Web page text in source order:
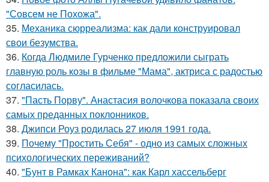
"Совсем не Похожа".
35. Механика сюрреализма: как дали конструировал
свои безумства.
36. Когда Людмиле Гурченко предложили сыграть
главную роль козы в фильме "Мама", актриса с радостью
согласилась.
37. "Пасть Порву". Анастасия волочкова показала своих
самых преданных поклонников.
38. Джипси Роуз родилась 27 июля 1991 года.
39. Почему "Простить Себя" - одно из самых сложных
психологических переживаний?
40. "Бунт в Рамках Канона": как Карл хассельберг